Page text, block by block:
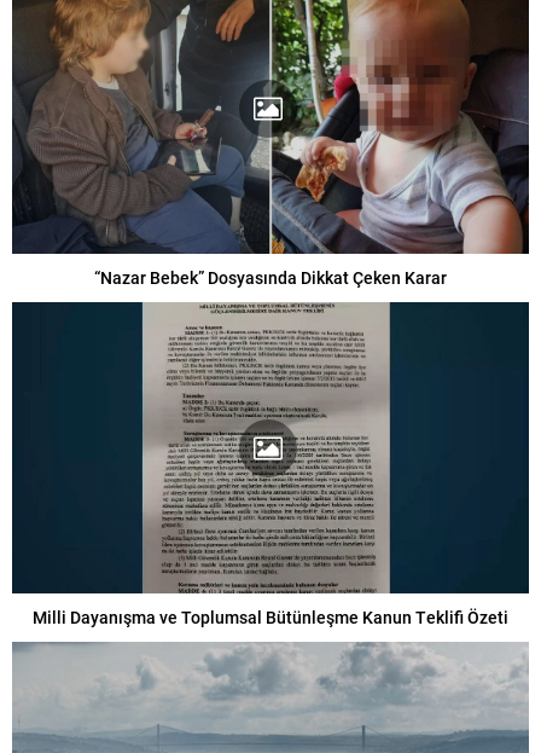
“Nazar Bebek” Dosyasında Dikkat Çeken Karar
Milli Dayanışma ve Toplumsal Bütünleşme Kanun Teklifi Özeti